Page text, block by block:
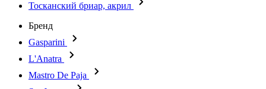
Тосканский бриар, акрил
Бренд
Gasparini
L'Anatra
Mastro De Paja